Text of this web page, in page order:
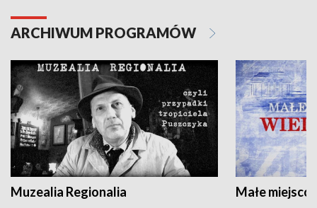
ARCHIWUM PROGRAMÓW
Muzealia Regionalia Małe